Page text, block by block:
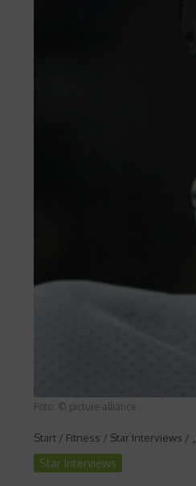
Foto: © picture-alliance
Start / Fitness / Star Interviews /
Star Interviews